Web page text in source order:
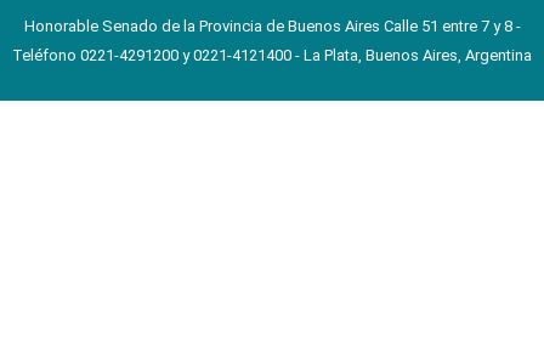
Honorable Senado de la Provincia de Buenos Aires Calle 51 entre 7 y 8 -
Teléfono 0221-4291200 y 0221-4121400 - La Plata, Buenos Aires, Argentina